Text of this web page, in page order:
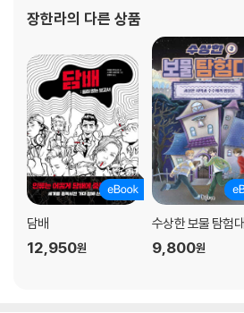
ㆍ괴롭힘을 한 번도 겪어보지 않은 아이들도
ㆍ피해자가 가해자가 될 수도 있나요?
ㆍ가해자가 피해자가 될 수도 있나요?
ㆍ괴롭힘이 건강에 영향을 끼칠 수도 있나요?
ㆍ어린 시절에 당한 괴롭힘이 성인기에 영향
ㆍ학교 폭력의 결과는 성인이 되었을 때 어
ㆍ가해자였던 아이가 어른이 되면 어떤 여
ㆍ괴롭힘을 목격한 아이에게는 어떤 여파가
부모가 하지 말아야 할 것들
ㆍ부모에게 경고를 주는 신호들은 무엇인가요
이 있고, 쓴 책으로 『열두 달 초록의 말
장한라의 다른 상품
담배
12,950원
수상한 보물 탐험
9,800원